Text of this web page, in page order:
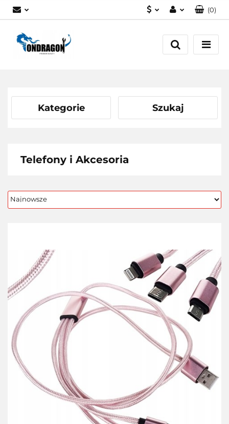
Zaloguj się
Załóż konto
(0)
Kategorie Szukaj
Telefony i Akcesoria